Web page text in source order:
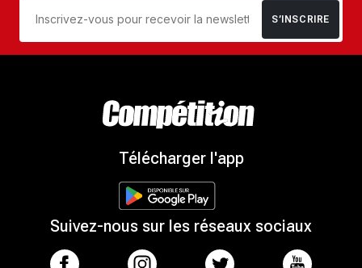
S’INSCRIRE
Télécharger l'app
Suivez-nous sur les réseaux sociaux